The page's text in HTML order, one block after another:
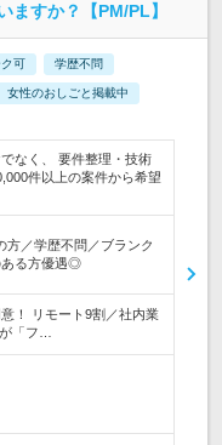
ますか？【PM/PL】
可 学歴不問
女性のおしごと掲載中
なく、 要件整理・技術
件以上の案件から希望
方／学歴不問／ブランク
ある方優遇◎
！ リモート9割／社内業
「フ…